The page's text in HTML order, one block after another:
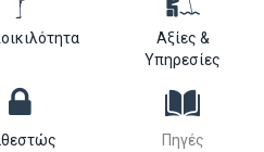
Αξίες &
Υπηρεσίες
Πηγές